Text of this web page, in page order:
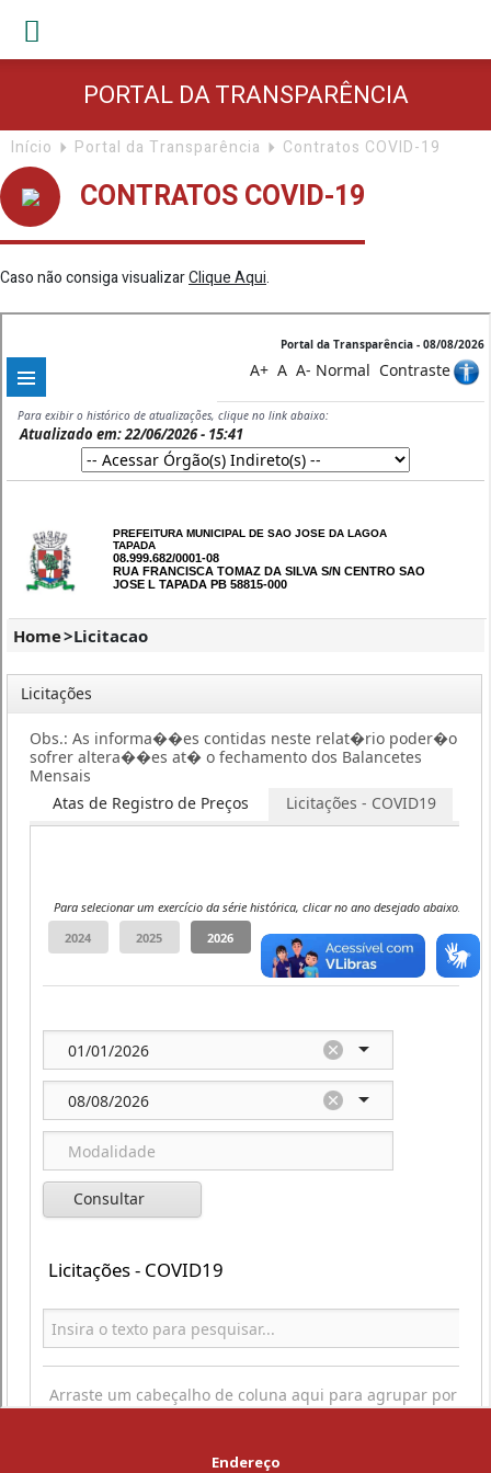
PORTAL DA TRANSPARÊNCIA
Início Portal da Transparência Contratos COVID-19
CONTRATOS COVID-19
Caso não consiga visualizarClique Aqui.
Endereço